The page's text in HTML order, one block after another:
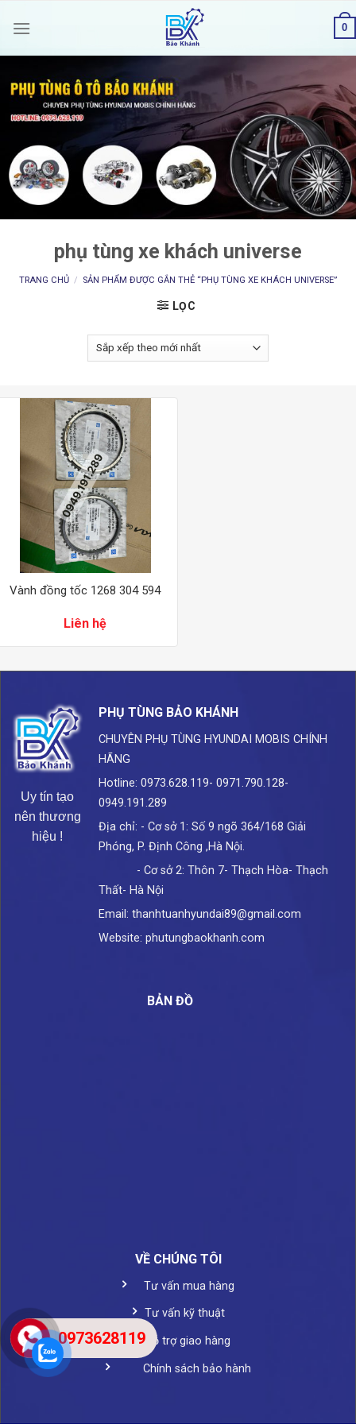
0
phụ tùng xe khách universe
TRANG CHỦ / SẢN PHẨM ĐƯỢC GẮN THẺ “PHỤ TÙNG XE KHÁCH UNIVERSE”
LỌC
Vành đồng tốc 1268 304 594
Liên hệ
Uy tín tạo
nên thương
hiệu !
PHỤ TÙNG BẢO KHÁNH
CHUYÊN PHỤ TÙNG HYUNDAI MOBIS CHÍNH
HÃNG
Hotline: 0973.628.119- 0971.790.128-
0949.191.289
Địa chỉ: - Cơ sở 1: Số 9 ngõ 364/168 Giải
Phóng, P. Định Công ,Hà Nội.
- Cơ sở 2: Thôn 7- Thạch Hòa- Thạch
Thất- Hà Nội
Email: thanhtuanhyundai89@gmail.com
Website: phutungbaokhanh.com
BẢN ĐỒ
VỀ CHÚNG TÔI
Tư vấn mua hàng
Tư vấn kỹ thuật
Hỗ trợ giao hàng
Chính sách bảo hành
0973628119